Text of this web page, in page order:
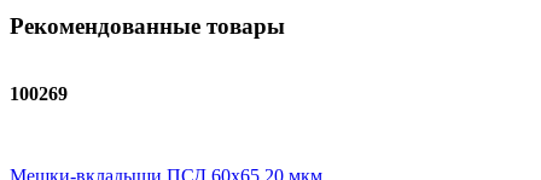
Рекомендованные товары
100269